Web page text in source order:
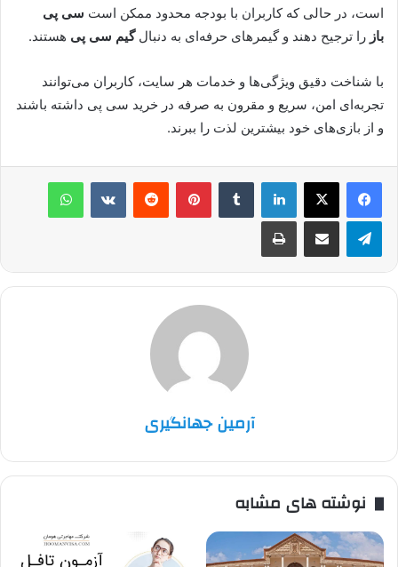
است، در حالی که کاربران با بودجه محدود ممکن است سی پی
باز را ترجیح دهند و گیمرهای حرفه‌ای به دنبالگیم سی پی هستند.
با شناخت دقیق ویژگی‌ها و خدمات هر سایت، کاربران می‌توانند
تجربه‌ای امن، سریع و مقرون به صرفه در خرید سی پی داشته باشند
و از بازی‌های خود بیشترین لذت را ببرند.
لینکدین ‫تامبلر پینترست‫رددیت ‫VKontakte
واتس آپ
تلگرام اشتراک گذاری از طریق ایمیل چاپ
آرمین جهانگیری
نوشته های مشابه